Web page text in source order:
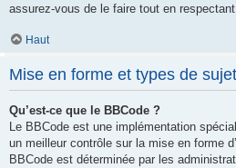
assurez-vous de le faire tout en
Haut
Mise en forme et types de
Qu’est-ce que le BBCode ?
Le BBCode est une implémentation
un meilleur contrôle sur la mise en forme
BBCode est déterminée par les